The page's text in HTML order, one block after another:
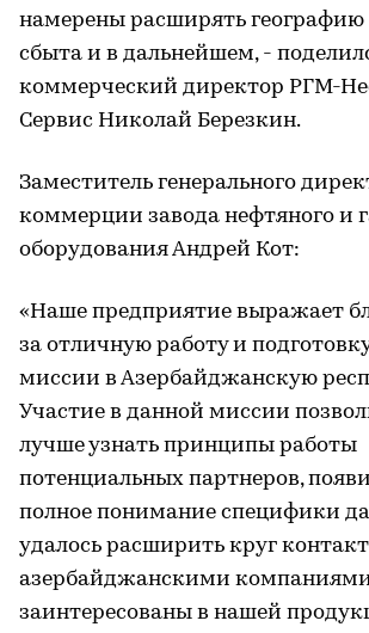
намерены расширять географию
сбыта и в дальнейшем, -
коммерческий директор РГМ-
Сервис Николай Березкин.
Заместитель генерального
коммерции завода нефтяного и
оборудования Андрей Кот:
«Наше предприятие выражает
за отличную работу и
миссии в Азербайджанскую
Участие в данной миссии
лучше узнать принципы работы
потенциальных партнеров,
полное понимание специфики
удалось расширить круг
азербайджанскими
заинтересованы в нашей